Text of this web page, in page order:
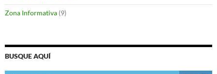
Zona Informativa (9)
BUSQUE AQUÍ